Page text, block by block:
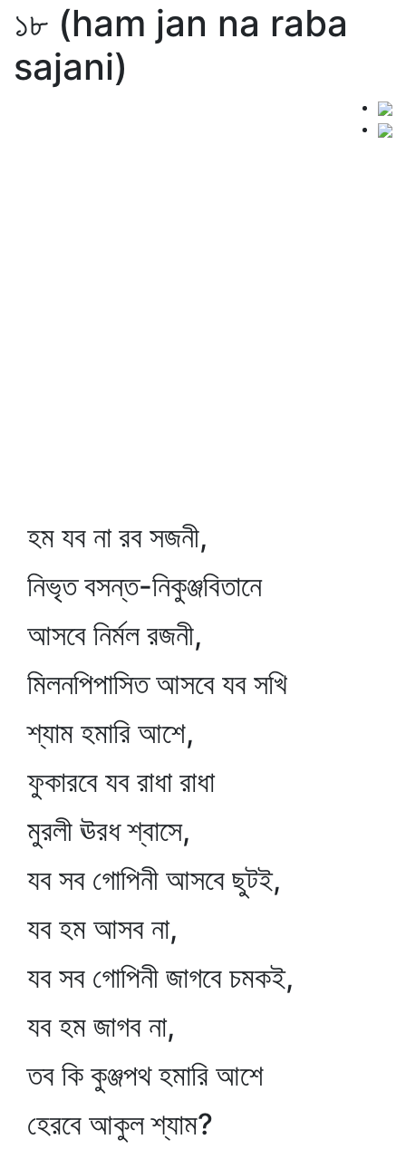
১৮ (ham jan na raba
sajani)
হম যব না রব সজনী,
নিভৃত বসন্ত-নিকুঞ্জবিতানে
আসবে নির্মল রজনী,
মিলনপিপাসিত আসবে যব সখি
শ্যাম হমারি আশে,
ফুকারবে যব রাধা রাধা
মুরলী ঊরধ শ্বাসে,
যব সব গোপিনী আসবে ছুটই,
যব হম আসব না,
যব সব গোপিনী জাগবে চমকই,
যব হম জাগব না,
তব কি কুঞ্জপথ হমারি আশে
হেরবে আকুল শ্যাম?